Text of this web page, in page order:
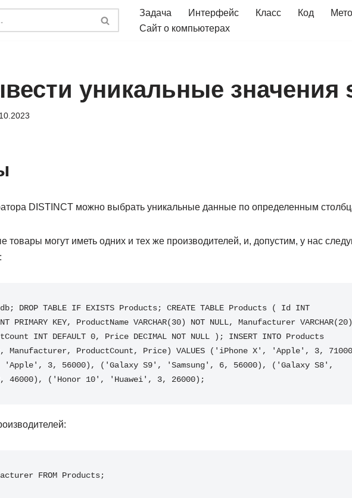
Задача Интерфейс Класс Код
Сайт о компьютерах
уникальные значения
DISTINCT можно выбрать уникальные данные по определенным
товары могут иметь одних и тех же производителей, и, допустим, у нас
DROP TABLE IF EXISTS Products; CREATE TABLE Products ( Id INT
PRIMARY KEY, ProductName VARCHAR(30) NOT NULL, Manufacturer
INT DEFAULT 0, Price DECIMAL NOT NULL ); INSERT INTO Products
Manufacturer, ProductCount, Price) VALUES ('iPhone X', 'Apple', 3,
3, 56000), ('Galaxy S9', 'Samsung', 6, 56000), ('Galaxy S8',
46000), ('Honor 10', 'Huawei', 3, 26000);
FROM Products;